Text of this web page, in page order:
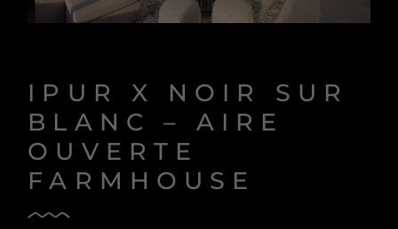
IPUR X NOIR SUR
BLANC – AIRE
OUVERTE
FARMHOUSE